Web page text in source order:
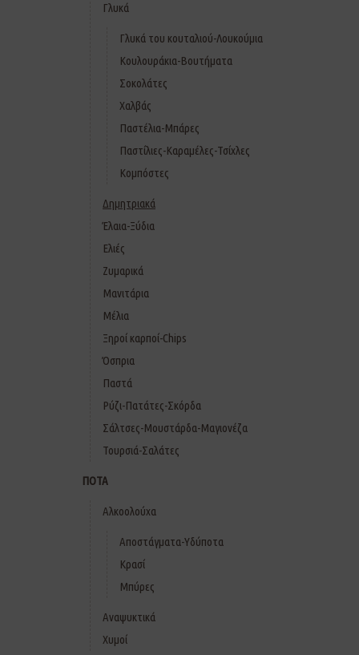
Γλυκά
Γλυκά του κουταλιού-Λουκούμια
Κουλουράκια-Βουτήματα
Σοκολάτες
Χαλβάς
Παστέλια-Μπάρες
Παστίλιες-Καραμέλες-Τσίχλες
Κομπόστες
Δημητριακά
Έλαια-Ξύδια
Ελιές
Ζυμαρικά
Μανιτάρια
Μέλια
Ξηροί καρποί-Chips
Όσπρια
Παστά
Ρύζι-Πατάτες-Σκόρδα
Σάλτσες-Μουστάρδα-Μαγιονέζα
Τουρσιά-Σαλάτες
ΠΟΤΑ
Αλκοολούχα
Αποστάγματα-Υδύποτα
Κρασί
Μπύρες
Αναψυκτικά
Χυμοί